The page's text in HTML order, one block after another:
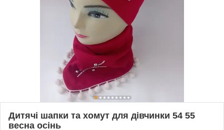
Дитячі шапки та хомут для дівчинки 54 55
весна осінь